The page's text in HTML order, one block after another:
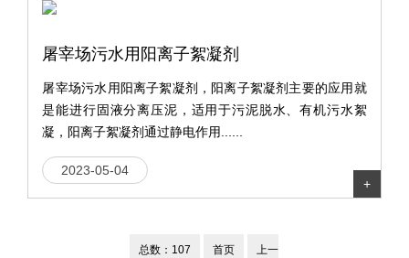
屠宰场污水用阳离子絮凝剂
屠宰场污水用阳离子絮凝剂，阳离子絮凝剂主要的应用就
是能进行固液分离压泥，适用于污泥脱水、有机污水絮
凝，阳离子絮凝剂通过静电作用......
2023-05-04
+
总数：107 首页 上一